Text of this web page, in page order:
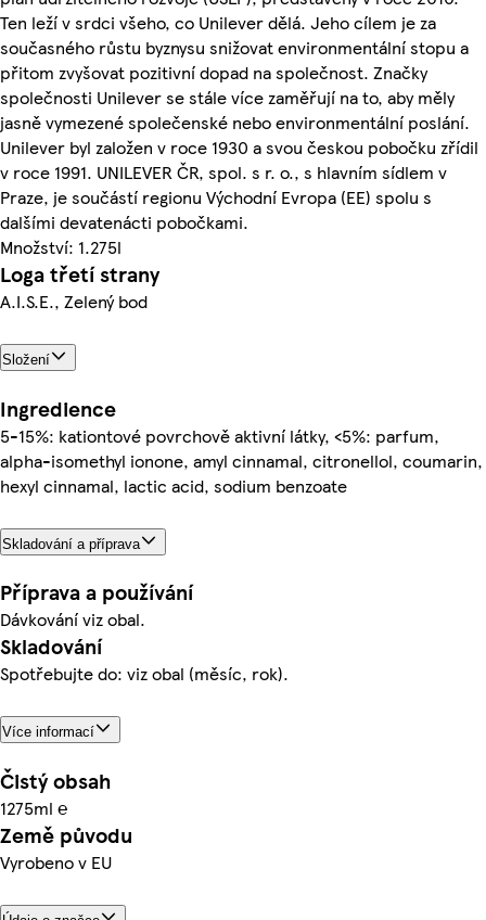
Ten leží v srdci všeho, co Unilever dělá. Jeho cílem je za
současného růstu byznysu snižovat environmentální stopu a
přitom zvyšovat pozitivní dopad na společnost. Značky
společnosti Unilever se stále více zaměřují na to, aby měly
jasně vymezené společenské nebo environmentální poslání.
Unilever byl založen v roce 1930 a svou českou pobočku zřídil
v roce 1991. UNILEVER ČR, spol. s r. o., s hlavním sídlem v
Praze, je součástí regionu Východní Evropa (EE) spolu s
dalšími devatenácti pobočkami.
Množství: 1.275l
Loga třetí strany
A.I.S.E., Zelený bod
Složení
Ingredience
5-15%: kationtové povrchově aktivní látky, <5%: parfum,
alpha-isomethyl ionone, amyl cinnamal, citronellol, coumarin,
hexyl cinnamal, lactic acid, sodium benzoate
Skladování a příprava
Příprava a používání
Dávkování viz obal.
Skladování
Spotřebujte do: viz obal (měsíc, rok).
Více informací
Čistý obsah
1275ml ℮
Země původu
Vyrobeno v EU